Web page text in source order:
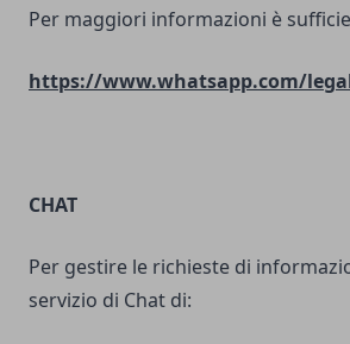
Per maggiori informazioni è
https://www.whatsapp.com/
CHAT
Per gestire le richieste di
servizio di Chat di: